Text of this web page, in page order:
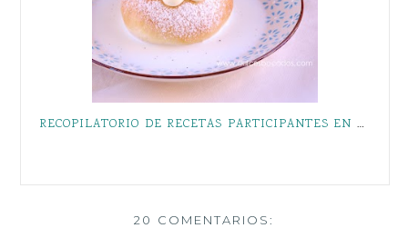
RECOPILATORIO DE RECETAS PARTICIPANTES EN EL CONCURSO "PASTELES, PASTAS, GALLETAS, MERENGUES, TARTAS Y PANES, DULCES Y SALADOS"
20 COMENTARIOS: